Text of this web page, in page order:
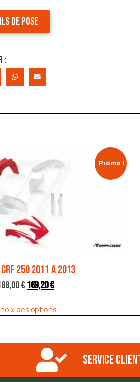
DE POSE
:
Promo !
CRF 250 2011 A 2013
€169,20€
des options
Service